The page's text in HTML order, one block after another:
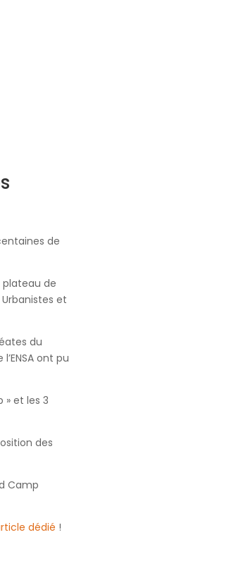
de
plateau de
et
du
ont pu
» et les 3
des
Camp
dédié !